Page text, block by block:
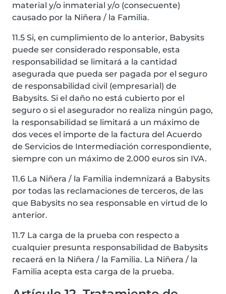
material y/o inmaterial y/o (consecuente)
causado por la Niñera / la Familia.
11.5 Si, en cumplimiento de lo anterior, Babysits
puede ser considerado responsable, esta
responsabilidad se limitará a la cantidad
asegurada que pueda ser pagada por el seguro
de responsabilidad civil (empresarial) de
Babysits. Si el daño no está cubierto por el
seguro o si el asegurador no realiza ningún pago,
la responsabilidad se limitará a un máximo de
dos veces el importe de la factura del Acuerdo
de Servicios de Intermediación correspondiente,
siempre con un máximo de 2.000 euros sin IVA.
11.6 La Niñera / la Familia indemnizará a Babysits
por todas las reclamaciones de terceros, de las
que Babysits no sea responsable en virtud de lo
anterior.
11.7 La carga de la prueba con respecto a
cualquier presunta responsabilidad de Babysits
recaerá en la Niñera / la Familia. La Niñera / la
Familia acepta esta carga de la prueba.